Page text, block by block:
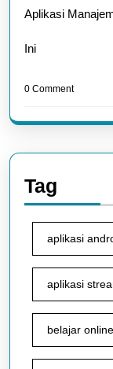
Aplikasi
Ini
0 Comment
Tag
aplikasi
aplikasi
belajar online